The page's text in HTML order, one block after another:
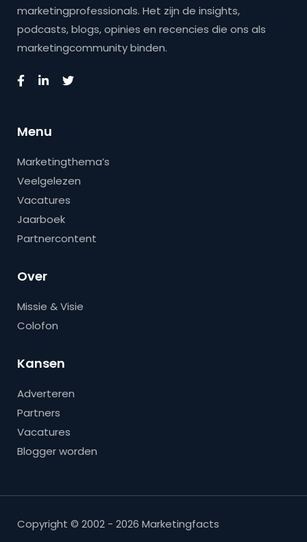
marketingprofessionals. Het zijn de insights,
podcasts, blogs, opinies en recencies die ons als
marketingcommunity binden.
Menu
Marketingthema’s
Veelgelezen
Vacatures
Jaarboek
Partnercontent
Over
Missie & Visie
Colofon
Kansen
Adverteren
Partners
Vacatures
Blogger worden
Copyright © 2002 - 2026 Marketingfacts